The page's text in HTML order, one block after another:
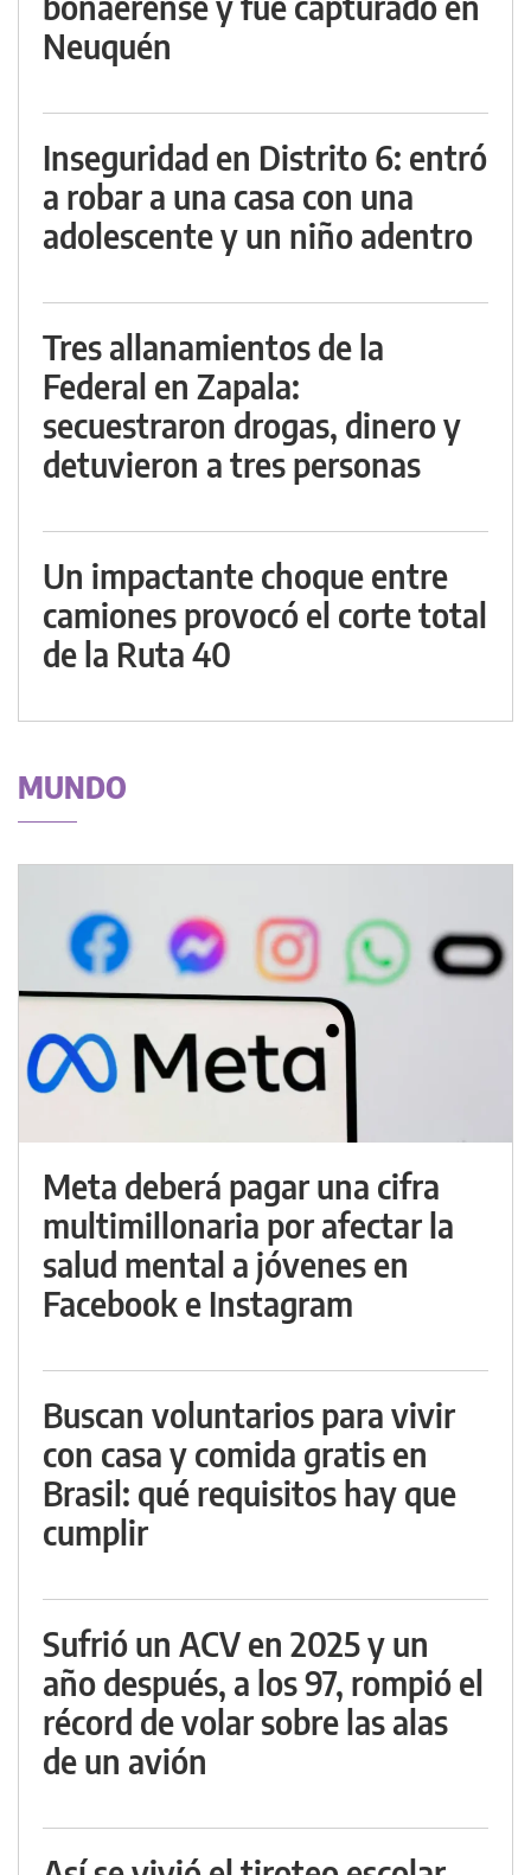
Neuquén
Inseguridad en Distrito 6: entró
a robar a una casa con una
adolescente y un niño adentro
Tres allanamientos de la
Federal en Zapala:
secuestraron drogas, dinero y
detuvieron a tres personas
Un impactante choque entre
camiones provocó el corte total
de la Ruta 40
MUNDO
Meta deberá pagar una cifra
multimillonaria por afectar la
salud mental a jóvenes en
Facebook e Instagram
Buscan voluntarios para vivir
con casa y comida gratis en
Brasil: qué requisitos hay que
cumplir
Sufrió un ACV en 2025 y un
año después, a los 97, rompió el
récord de volar sobre las alas
de un avión